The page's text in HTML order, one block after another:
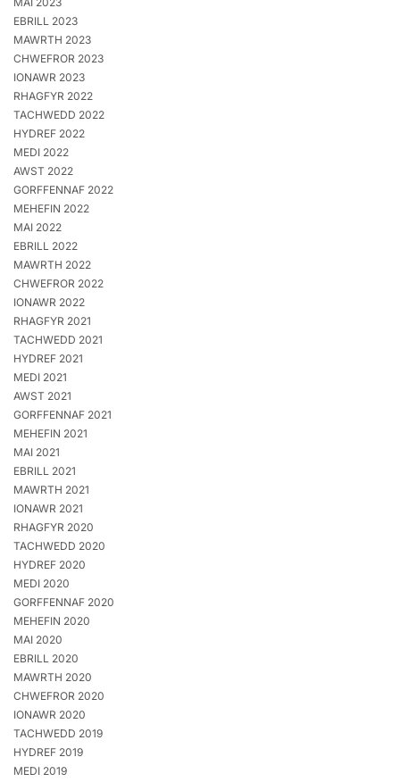
EBRILL 2023
MAWRTH 2023
CHWEFROR 2023
IONAWR 2023
RHAGFYR 2022
TACHWEDD 2022
HYDREF 2022
MEDI 2022
AWST 2022
GORFFENNAF 2022
MEHEFIN 2022
MAI 2022
EBRILL 2022
MAWRTH 2022
CHWEFROR 2022
IONAWR 2022
RHAGFYR 2021
TACHWEDD 2021
HYDREF 2021
MEDI 2021
AWST 2021
GORFFENNAF 2021
MEHEFIN 2021
MAI 2021
EBRILL 2021
MAWRTH 2021
IONAWR 2021
RHAGFYR 2020
TACHWEDD 2020
HYDREF 2020
MEDI 2020
GORFFENNAF 2020
MEHEFIN 2020
MAI 2020
EBRILL 2020
MAWRTH 2020
CHWEFROR 2020
IONAWR 2020
TACHWEDD 2019
HYDREF 2019
MEDI 2019